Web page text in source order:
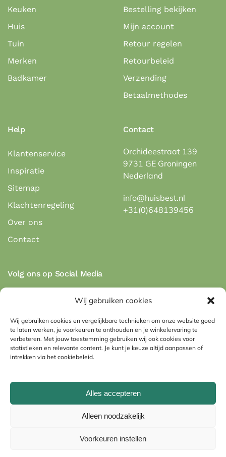
Wij gebruiken cookies
Wij gebruiken cookies en vergelijkbare technieken om onze website goed
te laten werken, je voorkeuren te onthouden en je winkelervaring te
verbeteren. Met jouw toestemming gebruiken wij ook cookies voor
statistieken en relevante content. Je kunt je keuze altijd aanpassen of
intrekken via het cookiebeleid.
Alles accepteren
Alleen noodzakelijk
Voorkeuren instellen
Keuken
Huis
Tuin
Merken
Badkamer
Bestelling bekijken
Mijn account
Retour regelen
Retourbeleid
Verzending
Betaalmethodes
Help
Klantenservice
Inspiratie
Sitemap
Klachtenregeling
Over ons
Contact
Contact
Orchideestraat 139
9731 GE Groningen
Nederland
info@huisbest.nl
+31(0)648139456
Volg ons op Social Media
Veilig betalen via de betaalmethodes:
Algemene voorwaarden